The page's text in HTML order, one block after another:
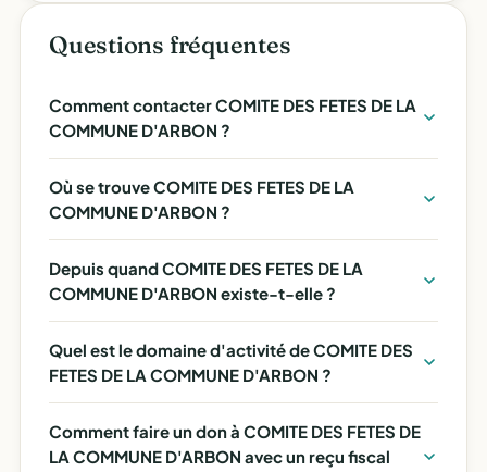
Questions fréquentes
Comment contacter COMITE DES FETES DE LA
COMMUNE D'ARBON ?
Où se trouve COMITE DES FETES DE LA
COMMUNE D'ARBON ?
Depuis quand COMITE DES FETES DE LA
COMMUNE D'ARBON existe-t-elle ?
Quel est le domaine d'activité de COMITE DES
FETES DE LA COMMUNE D'ARBON ?
Comment faire un don à COMITE DES FETES DE
LA COMMUNE D'ARBON avec un reçu fiscal